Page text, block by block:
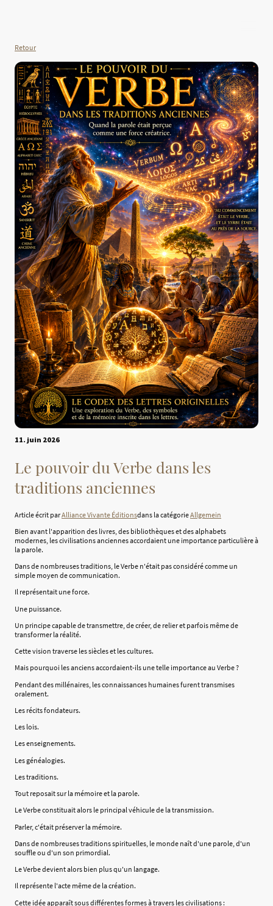
Retour
11. juin 2026
Le pouvoir du Verbe dans les
traditions anciennes
Article écrit parAlliance Vivante Éditionsdans la catégorieAllgemein
Bien avant l'apparition des livres, des bibliothèques et des alphabets
modernes, les civilisations anciennes accordaient une importance particulière à
la parole.
Dans de nombreuses traditions, le Verbe n'était pas considéré comme un
simple moyen de communication.
Il représentait une force.
Une puissance.
Un principe capable de transmettre, de créer, de relier et parfois même de
transformer la réalité.
Cette vision traverse les siècles et les cultures.
Mais pourquoi les anciens accordaient-ils une telle importance au Verbe ?
Pendant des millénaires, les connaissances humaines furent transmises
oralement.
Les récits fondateurs.
Les lois.
Les enseignements.
Les généalogies.
Les traditions.
Tout reposait sur la mémoire et la parole.
Le Verbe constituait alors le principal véhicule de la transmission.
Parler, c'était préserver la mémoire.
Dans de nombreuses traditions spirituelles, le monde naît d'une parole, d'un
souffle ou d'un son primordial.
Le Verbe devient alors bien plus qu'un langage.
Il représente l'acte même de la création.
Cette idée apparaît sous différentes formes à travers les civilisations :